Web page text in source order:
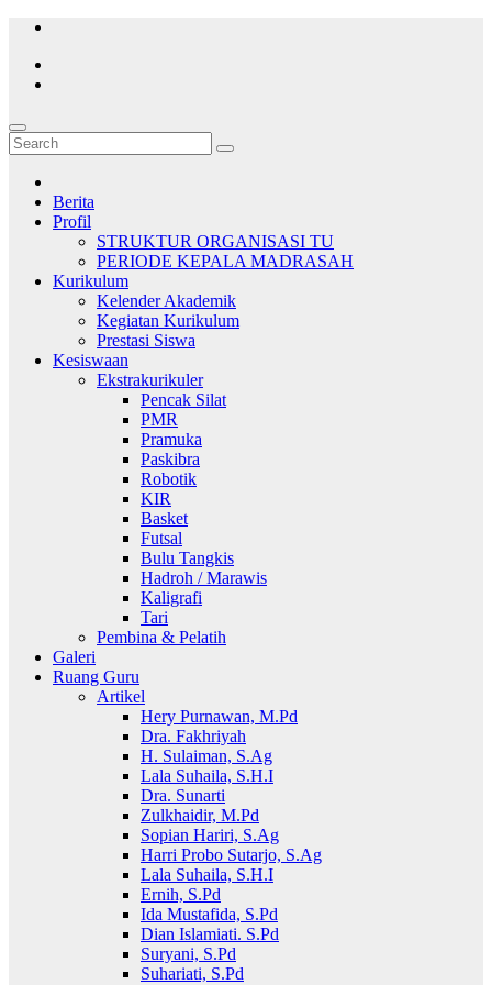
Skip
content
Berita
Profil
STRUKTUR ORGANISASI TU
PERIODE KEPALA MADRASAH
Kurikulum
Kelender Akademik
Kegiatan Kurikulum
Prestasi Siswa
Kesiswaan
Ekstrakurikuler
Pencak Silat
PMR
Pramuka
Paskibra
Robotik
KIR
Basket
Futsal
Bulu Tangkis
Hadroh / Marawis
Kaligrafi
Tari
Pembina & Pelatih
Galeri
Ruang Guru
Artikel
Hery Purnawan, M.Pd
Dra. Fakhriyah
H. Sulaiman, S.Ag
Lala Suhaila, S.H.I
Dra. Sunarti
Zulkhaidir, M.Pd
Sopian Hariri, S.Ag
Harri Probo Sutarjo, S.Ag
Lala Suhaila, S.H.I
Ernih, S.Pd
Ida Mustafida, S.Pd
Dian Islamiati. S.Pd
Suryani, S.Pd
Suhariati, S.Pd